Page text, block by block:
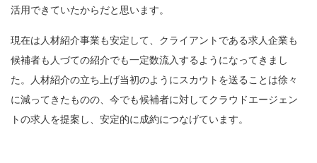
活用できていたからだと思います。
現在は人材紹介事業も安定して、クライアントである求人企業も
候補者も人づての紹介でも一定数流入するようになってきまし
た。人材紹介の立ち上げ当初のようにスカウトを送ることは徐々
に減ってきたものの、今でも候補者に対してクラウドエージェン
トの求人を提案し、安定的に成約につなげています。